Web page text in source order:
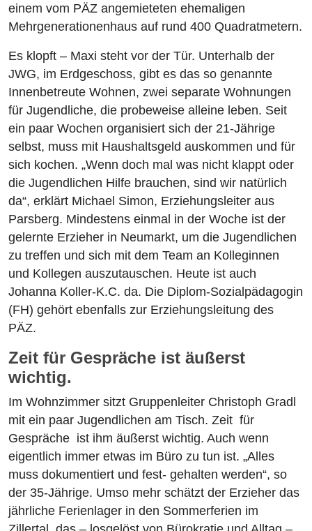
einem vom PÄZ angemieteten ehemaligen
Mehrgenerationenhaus auf rund 400 Quadratmetern.
Es klopft – Maxi steht vor der Tür. Unterhalb der
JWG, im Erdgeschoss, gibt es das so genannte
Innenbetreute Wohnen, zwei separate Wohnungen
für Jugendliche, die probeweise alleine leben. Seit
ein paar Wochen organisiert sich der 21-Jährige
selbst, muss mit Haushaltsgeld auskommen und für
sich kochen. „Wenn doch mal was nicht klappt oder
die Jugendlichen Hilfe brauchen, sind wir natürlich
da“, erklärt Michael Simon, Erziehungsleiter aus
Parsberg. Mindestens einmal in der Woche ist der
gelernte Erzieher in Neumarkt, um die Jugendlichen
zu treffen und sich mit dem Team an Kolleginnen
und Kollegen auszutauschen. Heute ist auch
Johanna Koller-K.C. da. Die Diplom-Sozialpädagogin
(FH) gehört ebenfalls zur Erziehungsleitung des
PÄZ.
Zeit für Gespräche ist äußerst
wichtig.
Im Wohnzimmer sitzt Gruppenleiter Christoph Gradl
mit ein paar Jugendlichen am Tisch. Zeit für
Gespräche ist ihm äußerst wichtig. Auch wenn
eigentlich immer etwas im Büro zu tun ist. „Alles
muss dokumentiert und fest- gehalten werden“, so
der 35-Jährige. Umso mehr schätzt der Erzieher das
jährliche Ferienlager in den Sommerferien im